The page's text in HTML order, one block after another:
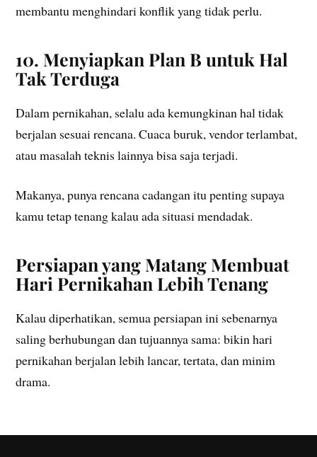
membantu menghindari konflik yang tidak perlu.
10. Menyiapkan Plan B untuk Hal
Tak Terduga
Dalam pernikahan, selalu ada kemungkinan hal tidak
berjalan sesuai rencana. Cuaca buruk, vendor terlambat,
atau masalah teknis lainnya bisa saja terjadi.
Makanya, punya rencana cadangan itu penting supaya
kamu tetap tenang kalau ada situasi mendadak.
Persiapan yang Matang Membuat
Hari Pernikahan Lebih Tenang
Kalau diperhatikan, semua persiapan ini sebenarnya
saling berhubungan dan tujuannya sama: bikin hari
pernikahan berjalan lebih lancar, tertata, dan minim
drama.